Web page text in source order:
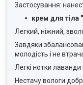
Застосування:
крем для тіла
Легкий, ніжний,
Завдяки
молодість і не
Легкі нотки
Нестачу вологи